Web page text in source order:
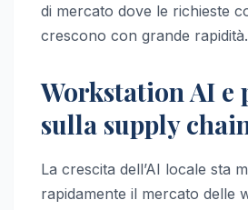
di mercato dove le richieste
crescono con grande rapidità.
Workstation AI e
sulla supply
La crescita dell’AI locale sta
rapidamente il mercato delle